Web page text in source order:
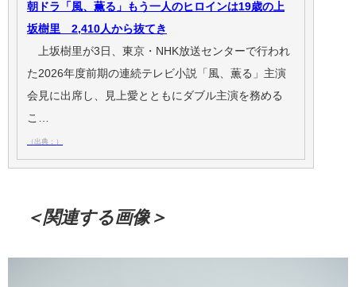
朝ドラ「風、薫る」もう一人のヒロインは19歳の上
坂樹里 2,410人から抜てき
上坂樹里が3日、東京・NHK放送センターで行われ
た2026年度前期の連続テレビ小説「風、薫る」主演
会見に出席し、見上愛とともにダブル主演を務める
こ…
（出典：）
＜関連する画像＞